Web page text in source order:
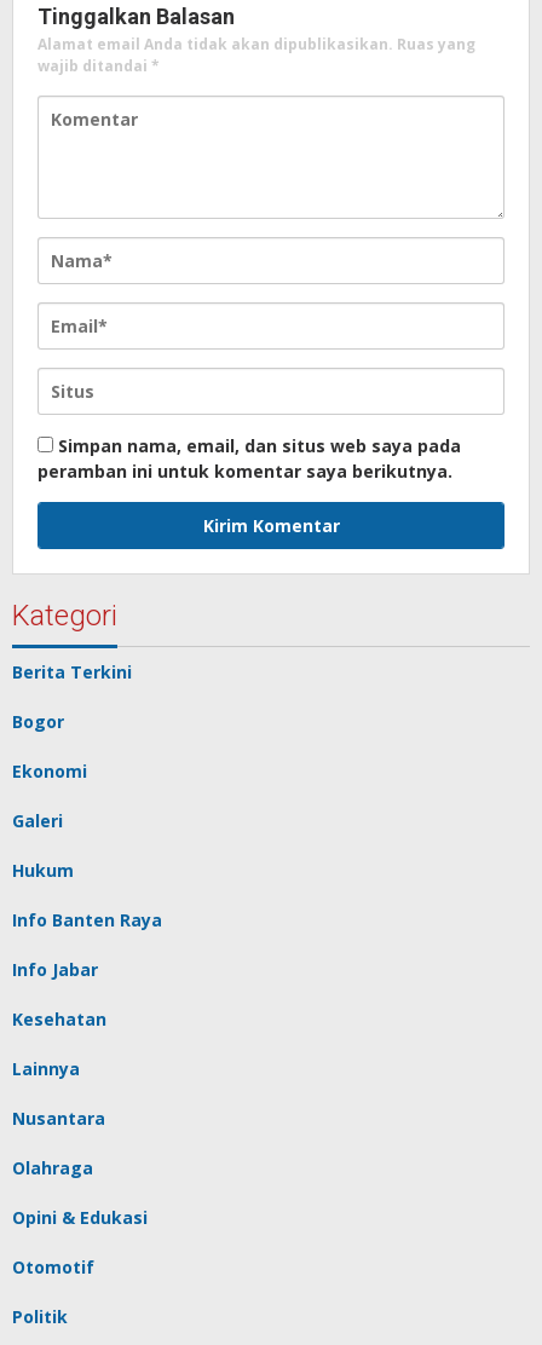
Tinggalkan Balasan
Alamat email Anda tidak akan dipublikasikan. Ruas yang
wajib ditandai *
Simpan nama, email, dan situs web saya pada
peramban ini untuk komentar saya berikutnya.
Kategori
Berita Terkini
Bogor
Ekonomi
Galeri
Hukum
Info Banten Raya
Info Jabar
Kesehatan
Lainnya
Nusantara
Olahraga
Opini & Edukasi
Otomotif
Politik